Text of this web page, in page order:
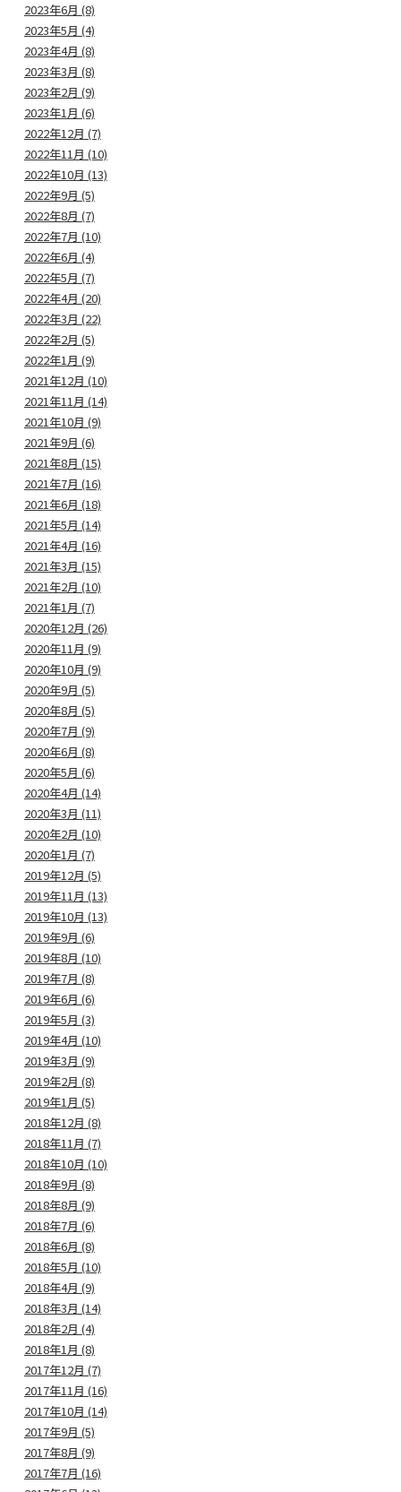
2023年6月 (8)
2023年5月 (4)
2023年4月 (8)
2023年3月 (8)
2023年2月 (9)
2023年1月 (6)
2022年12月 (7)
2022年11月 (10)
2022年10月 (13)
2022年9月 (5)
2022年8月 (7)
2022年7月 (10)
2022年6月 (4)
2022年5月 (7)
2022年4月 (20)
2022年3月 (22)
2022年2月 (5)
2022年1月 (9)
2021年12月 (10)
2021年11月 (14)
2021年10月 (9)
2021年9月 (6)
2021年8月 (15)
2021年7月 (16)
2021年6月 (18)
2021年5月 (14)
2021年4月 (16)
2021年3月 (15)
2021年2月 (10)
2021年1月 (7)
2020年12月 (26)
2020年11月 (9)
2020年10月 (9)
2020年9月 (5)
2020年8月 (5)
2020年7月 (9)
2020年6月 (8)
2020年5月 (6)
2020年4月 (14)
2020年3月 (11)
2020年2月 (10)
2020年1月 (7)
2019年12月 (5)
2019年11月 (13)
2019年10月 (13)
2019年9月 (6)
2019年8月 (10)
2019年7月 (8)
2019年6月 (6)
2019年5月 (3)
2019年4月 (10)
2019年3月 (9)
2019年2月 (8)
2019年1月 (5)
2018年12月 (8)
2018年11月 (7)
2018年10月 (10)
2018年9月 (8)
2018年8月 (9)
2018年7月 (6)
2018年6月 (8)
2018年5月 (10)
2018年4月 (9)
2018年3月 (14)
2018年2月 (4)
2018年1月 (8)
2017年12月 (7)
2017年11月 (16)
2017年10月 (14)
2017年9月 (5)
2017年8月 (9)
2017年7月 (16)